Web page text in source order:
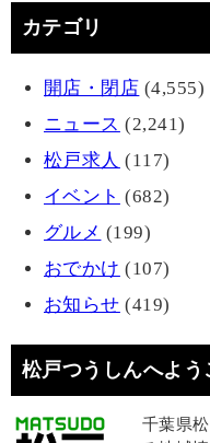
カテゴリ
開店・閉店 (4,555)
ニュース (2,241)
松戸求人 (117)
イベント (682)
グルメ (199)
おでかけ (107)
お知らせ (419)
松戸つうしんへよう
千葉県